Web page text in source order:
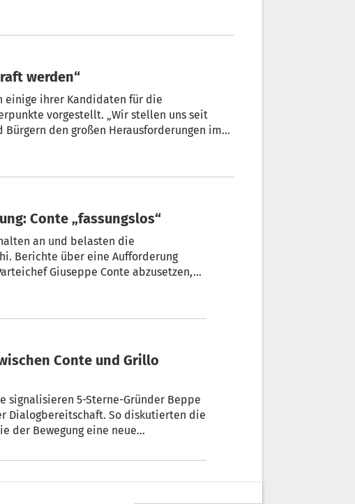
werden“
einige ihrer Kandidaten für die
den großen Herausforderungen im
sagte der
Conte „fassungslos“
an und belasten die
Berichte über eine Aufforderung
Giuseppe Conte abzusetzen,
signalisieren 5-Sterne-Gründer Beppe
Dialogbereitschaft. So diskutierten die
der Bewegung eine neue
noch nicht bekannt gegeben wurde.